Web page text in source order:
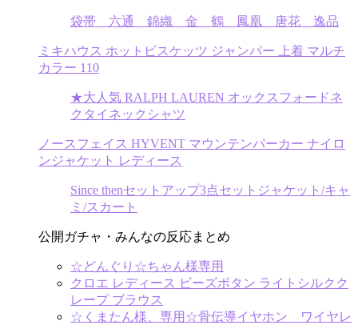
袋帯 六通 錦織 金 鶴 鳳凰 唐花 逸品
ミキハウス ホットビスケッツ ジャンパー 上着 マルチ
カラー 110
★大人気 RALPH LAUREN オックスフォードネ
クタイネックシャツ
ノースフェイス HYVENT マウンテンパーカー ナイロ
ンジャケット レディース
Since thenセットアップ3点セットジャケット/キャ
ミ/スカート
公開ガチャ・みんなの反応まとめ
☆どんぐり☆ちゃん様専用
クロエ レディース ビーズボタン ライトシルクク
レープ ブラウス
☆くまたん様、専用☆骨伝導イヤホン ワイヤレ